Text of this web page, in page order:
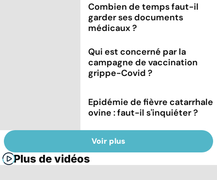
Combien de temps faut-il
garder ses documents
médicaux ?
Qui est concerné par la
campagne de vaccination
grippe-Covid ?
Epidémie de fièvre catarrhale
ovine : faut-il s'inquiéter ?
Voir plus
Plus de vidéos